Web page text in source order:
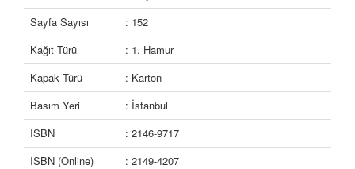
Sayfa Sayısı
: 152
Kağıt Türü
: 1. Hamur
Kapak Türü
: Karton
Basım Yeri
: İstanbul
ISBN
: 2146-9717
ISBN (Online)
: 2149-4207